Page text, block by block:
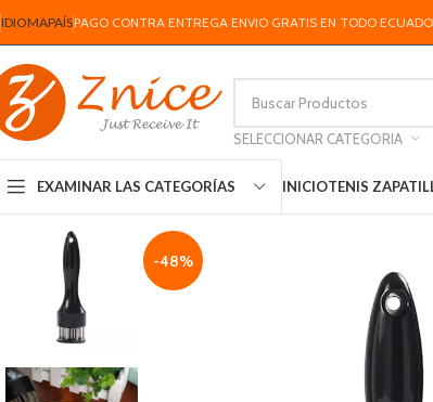
IDIOMAPAÍSPAGO CONTRA ENTREGA ENVIO GRATIS EN TODO
SELECCIONAR CATEGORIA
EXAMINAR LAS CATEGORÍAS INICIOTENIS
-48%